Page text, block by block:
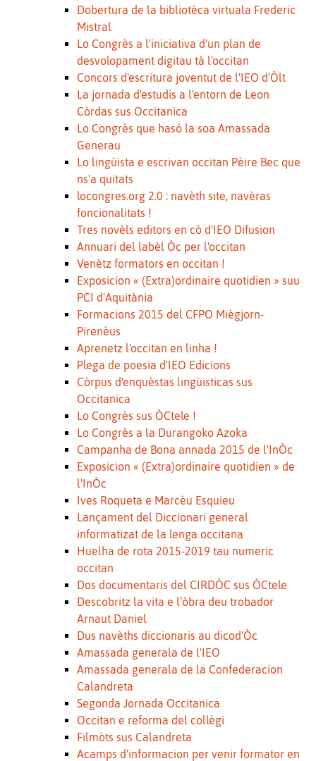
Dobertura de la bibliotèca virtuala Frederic
Mistral
Lo Congrès a l'iniciativa d'un plan de
desvolopament digitau tà l'occitan
Concors d'escritura joventut de l'IEO d'Òlt
La jornada d'estudis a l'entorn de Leon
Còrdas sus Occitanica
Lo Congrès que hasó la soa Amassada
Generau
Lo lingüista e escrivan occitan Pèire Bec que
ns'a quitats
locongres.org 2.0 : navèth site, navèras
foncionalitats !
Tres novèls editors en cò d'IEO Difusion
Annuari del labèl Òc per l'occitan
Venètz formators en occitan !
Exposicion « (Extra)ordinaire quotidien » suu
PCI d'Aquitània
Formacions 2015 del CFPO Miègjorn-
Pirenèus
Aprenetz l'occitan en linha !
Plega de poesia d'IEO Edicions
Còrpus d'enquèstas lingüisticas sus
Occitanica
Lo Congrès sus ÒCtele !
Lo Congrès a la Durangoko Azoka
Campanha de Bona annada 2015 de l'InÒc
Exposicion « (Extra)ordinaire quotidien » de
l'InÒc
Ives Roqueta e Marcèu Esquieu
Lançament del Diccionari general
informatizat de la lenga occitana
Huelha de rota 2015-2019 tau numeric
occitan
Dos documentaris del CIRDÒC sus ÒCtele
Descobritz la vita e l’òbra deu trobador
Arnaut Daniel
Dus navèths diccionaris au dicod'Òc
Amassada generala de l'IEO
Amassada generala de la Confederacion
Calandreta
Segonda Jornada Occitanica
Occitan e reforma del collègi
Filmòts sus Calandreta
Acamps d'informacion per venir formator en